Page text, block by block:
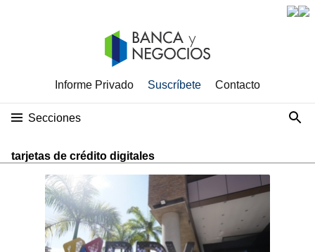
Informe Privado Suscríbete Contacto
Secciones
tarjetas de crédito digitales